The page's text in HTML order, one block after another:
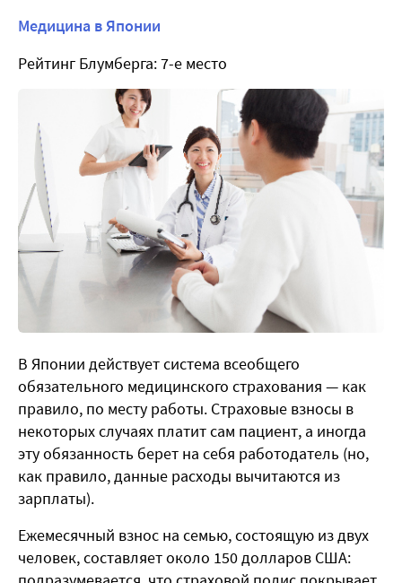
Медицина в Японии
Рейтинг Блумберга: 7-е место
В Японии действует система всеобщего
обязательного медицинского страхования — как
правило, по месту работы. Страховые взносы в
некоторых случаях платит сам пациент, а иногда
эту обязанность берет на себя работодатель (но,
как правило, данные расходы вычитаются из
зарплаты).
Ежемесячный взнос на семью, состоящую из двух
человек, составляет около 150 долларов США: